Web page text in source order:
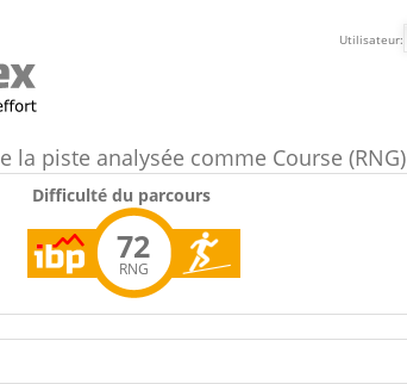
Utilisateur:
la piste analysée comme Course (RNG)
Difficulté du parcours
72
RNG